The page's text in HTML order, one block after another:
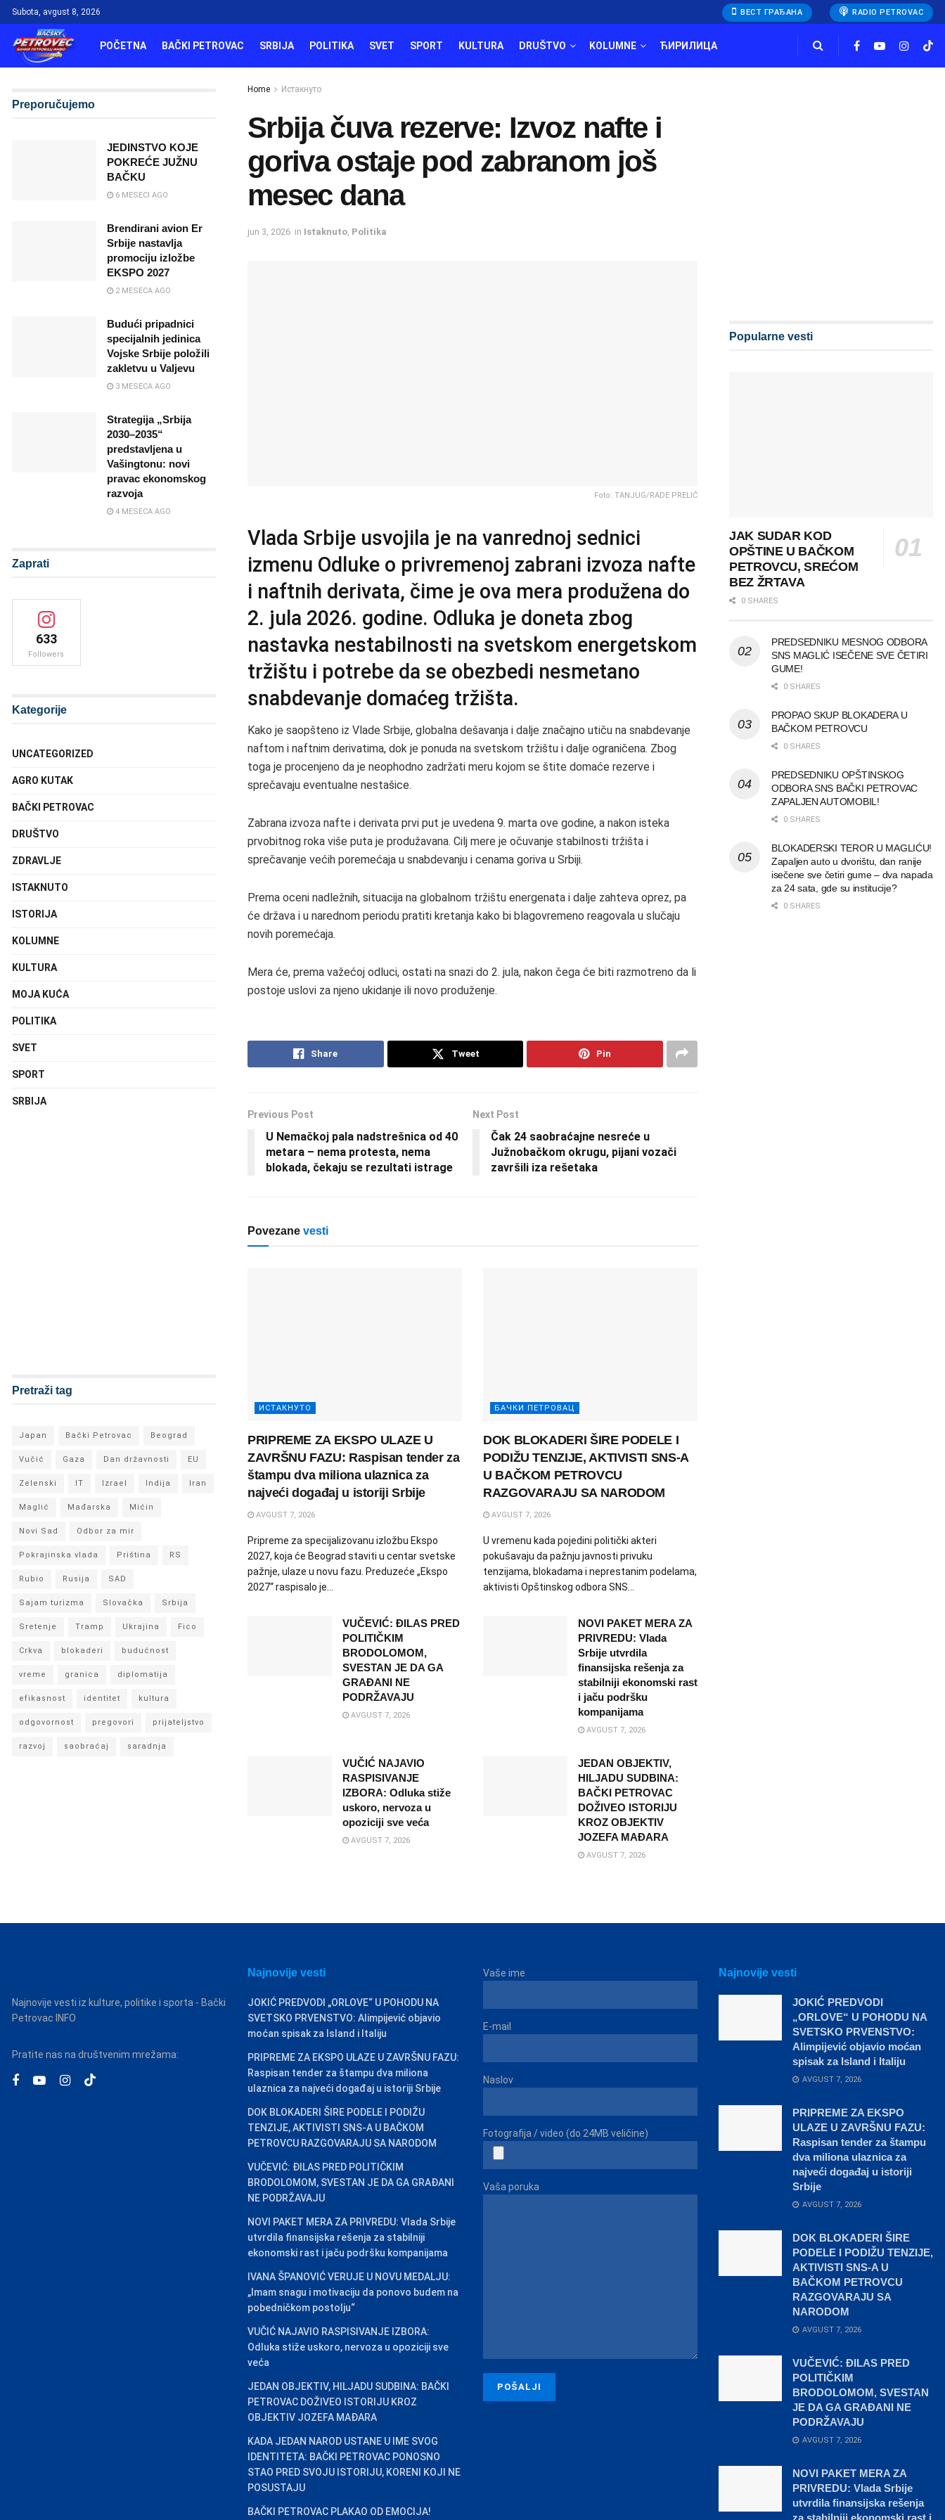
Subota, avgust 8, 2026 ВЕСТ ГРАЂАНА RADIO PETROVAC
POČETNA BAČKI PETROVAC SRBIJA POLITIKA SVET SPORT KULTURA DRUŠTVO KOLUMNE ЋИРИЛИЦА
Home Истакнуто
Srbija čuva rezerve: Izvoz nafte i
goriva ostaje pod zabranom još
mesec dana
jun 3, 2026 in Istaknuto Politika
Foto: TANJUG/RADE PRELIĆ
Vlada Srbije usvojila je na vanrednoj sednici
izmenu Odluke o privremenoj zabrani izvoza nafte
i naftnih derivata, čime je ova mera produžena do
2. jula 2026. godine. Odluka je doneta zbog
nastavka nestabilnosti na svetskom energetskom
tržištu i potrebe da se obezbedi nesmetano
snabdevanje domaćeg tržišta.
Kako je saopšteno iz Vlade Srbije, globalna dešavanja i dalje značajno utiču na snabdevanje
naftom i naftnim derivatima, dok je ponuda na svetskom tržištu i dalje ograničena. Zbog
toga je procenjeno da je neophodno zadržati meru kojom se štite domaće rezerve i
sprečavaju eventualne nestašice.
Zabrana izvoza nafte i derivata prvi put je uvedena 9. marta ove godine, a nakon isteka
prvobitnog roka više puta je produžavana. Cilj mere je očuvanje stabilnosti tržišta i
sprečavanje većih poremećaja u snabdevanju i cenama goriva u Srbiji.
Prema oceni nadležnih, situacija na globalnom tržištu energenata i dalje zahteva oprez, pa
će država i u narednom periodu pratiti kretanja kako bi blagovremeno reagovala u slučaju
novih poremećaja.
Mera će, prema važećoj odluci, ostati na snazi do 2. jula, nakon čega će biti razmotreno da li
postoje uslovi za njeno ukidanje ili novo produženje.
Share Tweet Pin
Previous Post
U Nemačkoj pala nadstrešnica od 40
metara – nema protesta, nema
blokada, čekaju se rezultati istrage
Next Post
Čak 24 saobraćajne nesreće u
Južnobačkom okrugu, pijani vozači
završili iza rešetaka
Povezane vesti
ИСТАКНУТО
PRIPREME ZA EKSPO ULAZE U
ZAVRŠNU FAZU: Raspisan tender za
štampu dva miliona ulaznica za
najveći događaj u istoriji Srbije
AVGUST 7, 2026
Pripreme za specijalizovanu izložbu Ekspo
2027, koja će Beograd staviti u centar svetske
pažnje, ulaze u novu fazu. Preduzeće „Ekspo
2027“ raspisalo je...
БАЧКИ ПЕТРОВАЦ
DOK BLOKADERI ŠIRE PODELE I
PODIŽU TENZIJE, AKTIVISTI SNS-A
U BAČKOM PETROVCU
RAZGOVARAJU SA NARODOM
AVGUST 7, 2026
U vremenu kada pojedini politički akteri
pokušavaju da pažnju javnosti privuku
tenzijama, blokadama i neprestanim podelama,
aktivisti Opštinskog odbora SNS...
VUČEVIĆ: ĐILAS PRED
POLITIČKIM
BRODOLOMOM,
SVESTAN JE DA GA
GRAĐANI NE
PODRŽAVAJU
AVGUST 7, 2026
NOVI PAKET MERA ZA
PRIVREDU: Vlada
Srbije utvrdila
finansijska rešenja za
stabilniji ekonomski rast
i jaču podršku
kompanijama
AVGUST 7, 2026
VUČIĆ NAJAVIO
RASPISIVANJE
IZBORA: Odluka stiže
uskoro, nervoza u
opoziciji sve veća
AVGUST 7, 2026
JEDAN OBJEKTIV,
HILJADU SUDBINA:
BAČKI PETROVAC
DOŽIVEO ISTORIJU
KROZ OBJEKTIV
JOZEFA MAĐARA
AVGUST 7, 2026
Preporučujemo
JEDINSTVO KOJE
POKREĆE JUŽNU
BAČKU
6 MESECI AGO
Brendirani avion Er
Srbije nastavlja
promociju izložbe
EKSPO 2027
2 MESECA AGO
Budući pripadnici
specijalnih jedinica
Vojske Srbije položili
zakletvu u Valjevu
3 MESECA AGO
Strategija „Srbija
2030–2035“
predstavljena u
Vašingtonu: novi
pravac ekonomskog
razvoja
4 MESECA AGO
Zaprati
633
Followers
Kategorije
UNCATEGORIZED
AGRO KUTAK
BAČKI PETROVAC
DRUŠTVO
ZDRAVLJE
ISTAKNUTO
ISTORIJA
KOLUMNE
KULTURA
MOJA KUĆA
POLITIKA
SVET
SPORT
SRBIJA
Pretraži tag
Japan Bački Petrovac Beograd
Vučić Gaza Dan državnosti EU
Zelenski IT Izrael Indija Iran
Maglić Mađarska Mićin
Novi Sad Odbor za mir
Pokrajinska vlada Priština RS
Rubio Rusija SAD
Sajam turizma Slovačka Srbija
Sretenje Tramp Ukrajina Fico
Crkva blokaderi budućnost
vreme granica diplomatija
efikasnost identitet kultura
odgovornost pregovori prijateljstvo
razvoj saobraćaj saradnja
Popularne vesti
JAK SUDAR KOD
OPŠTINE U BAČKOM
PETROVCU, SREĆOM
BEZ ŽRTAVA
0 SHARES
PREDSEDNIKU MESNOG ODBORA
SNS MAGLIĆ ISEČENE SVE ČETIRI
GUME!
0 SHARES
PROPAO SKUP BLOKADERA U
BAČKOM PETROVCU
0 SHARES
PREDSEDNIKU OPŠTINSKOG
ODBORA SNS BAČKI PETROVAC
ZAPALJEN AUTOMOBIL!
0 SHARES
BLOKADERSKI TEROR U MAGLIĆU!
Zapaljen auto u dvorištu, dan ranije
isečene sve četiri gume – dva napada
za 24 sata, gde su institucije?
0 SHARES
Najnovije vesti iz kulture, politike i sporta - Bački
Petrovac INFO
Pratite nas na društvenim mrežama:
Najnovije vesti
JOKIĆ PREDVODI „ORLOVE“ U POHODU NA
SVETSKO PRVENSTVO: Alimpijević objavio
moćan spisak za Island i Italiju
PRIPREME ZA EKSPO ULAZE U ZAVRŠNU FAZU:
Raspisan tender za štampu dva miliona
ulaznica za najveći događaj u istoriji Srbije
DOK BLOKADERI ŠIRE PODELE I PODIŽU
TENZIJE, AKTIVISTI SNS-A U BAČKOM
PETROVCU RAZGOVARAJU SA NARODOM
VUČEVIĆ: ĐILAS PRED POLITIČKIM
BRODOLOMOM, SVESTAN JE DA GA GRAĐANI
NE PODRŽAVAJU
NOVI PAKET MERA ZA PRIVREDU: Vlada Srbije
utvrdila finansijska rešenja za stabilniji
ekonomski rast i jaču podršku kompanijama
IVANA ŠPANOVIĆ VERUJE U NOVU MEDALJU:
„Imam snagu i motivaciju da ponovo budem na
pobedničkom postolju“
VUČIĆ NAJAVIO RASPISIVANJE IZBORA:
Odluka stiže uskoro, nervoza u opoziciji sve
veća
JEDAN OBJEKTIV, HILJADU SUDBINA: BAČKI
PETROVAC DOŽIVEO ISTORIJU KROZ
OBJEKTIV JOZEFA MAĐARA
KADA JEDAN NAROD USTANE U IME SVOG
IDENTITETA: BAČKI PETROVAC PONOSNO
STAO PRED SVOJU ISTORIJU, KORENI KOJI NE
POSUSTAJU
BAČKI PETROVAC PLAKAO OD EMOCIJA!
Vaše ime
E-mail
Naslov
Fotografija / video (do 24MB veličine)
Vaša poruka
Najnovije vesti
JOKIĆ PREDVODI
„ORLOVE“ U POHODU NA
SVETSKO PRVENSTVO:
Alimpijević objavio moćan
spisak za Island i Italiju
AVGUST 7, 2026
PRIPREME ZA EKSPO
ULAZE U ZAVRŠNU FAZU:
Raspisan tender za štampu
dva miliona ulaznica za
najveći događaj u istoriji
Srbije
AVGUST 7, 2026
DOK BLOKADERI ŠIRE
PODELE I PODIŽU TENZIJE,
AKTIVISTI SNS-A U
BAČKOM PETROVCU
RAZGOVARAJU SA
NARODOM
AVGUST 7, 2026
VUČEVIĆ: ĐILAS PRED
POLITIČKIM
BRODOLOMOM, SVESTAN
JE DA GA GRAĐANI NE
PODRŽAVAJU
AVGUST 7, 2026
NOVI PAKET MERA ZA
PRIVREDU: Vlada Srbije
utvrdila finansijska rešenja